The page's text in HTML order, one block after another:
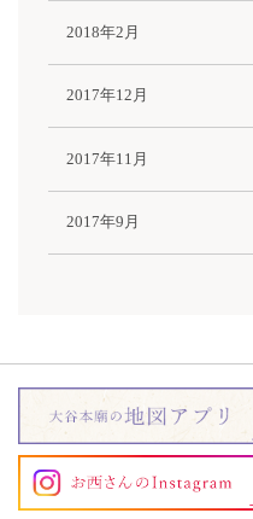
2018年2月
2017年12月
2017年11月
2017年9月